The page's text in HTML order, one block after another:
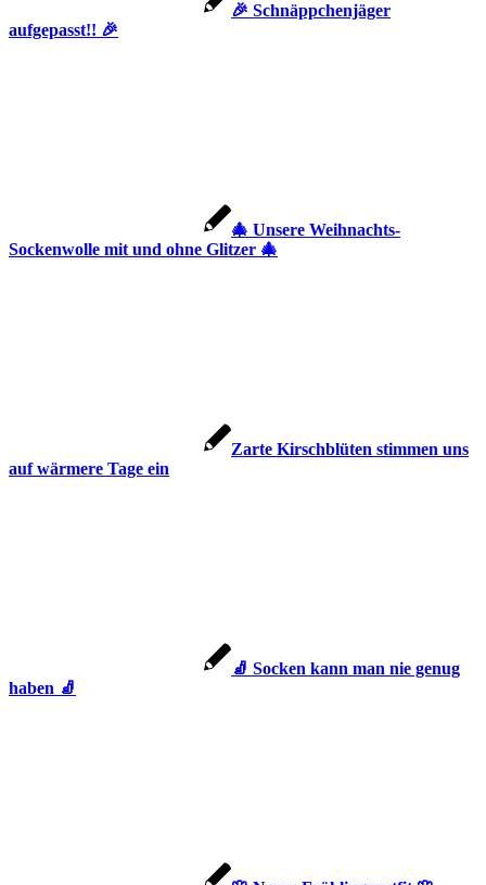
🎉 Schnäppchenjäger
aufgepasst!! 🎉
🎄 Unsere Weihnachts-
Sockenwolle mit und ohne Glitzer 🎄
Zarte Kirschblüten stimmen uns
auf wärmere Tage ein
🧦 Socken kann man nie genug
haben 🧦